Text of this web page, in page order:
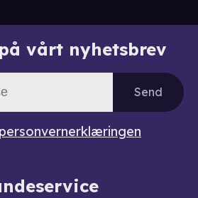
vårt nyhetsbrev
Send
personvernerklæringen